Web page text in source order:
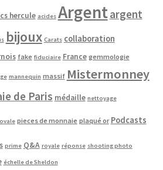
hercule acides Argentargent
bijoux Carats collaboration
fake fiduciaire France gemmologie
mannequin massif Mistermonney
de Paris médaille nettoyage
ovale pieces de monnaie plaqué or Podcasts
prime Q&A royale réponse shooting photo
échelle de Sheldon